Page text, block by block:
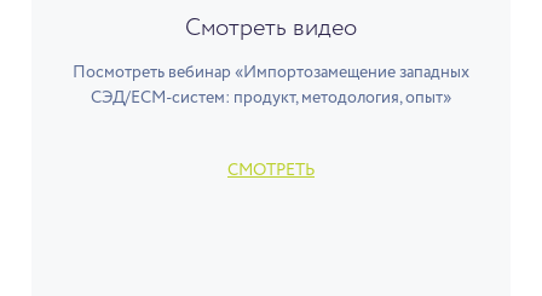
Смотреть видео
Посмотреть вебинар «Импортозамещение западных
СЭД/ECM-систем: продукт, методология, опыт»
СМОТРЕТЬ